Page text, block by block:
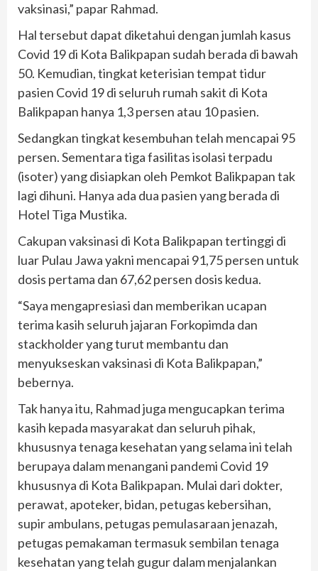
vaksinasi,” papar Rahmad.
Hal tersebut dapat diketahui dengan jumlah kasus
Covid 19 di Kota Balikpapan sudah berada di bawah
50. Kemudian, tingkat keterisian tempat tidur
pasien Covid 19 di seluruh rumah sakit di Kota
Balikpapan hanya 1,3 persen atau 10 pasien.
Sedangkan tingkat kesembuhan telah mencapai 95
persen. Sementara tiga fasilitas isolasi terpadu
(isoter) yang disiapkan oleh Pemkot Balikpapan tak
lagi dihuni. Hanya ada dua pasien yang berada di
Hotel Tiga Mustika.
Cakupan vaksinasi di Kota Balikpapan tertinggi di
luar Pulau Jawa yakni mencapai 91,75 persen untuk
dosis pertama dan 67,62 persen dosis kedua.
“Saya mengapresiasi dan memberikan ucapan
terima kasih seluruh jajaran Forkopimda dan
stackholder yang turut membantu dan
menyukseskan vaksinasi di Kota Balikpapan,”
bebernya.
Tak hanya itu, Rahmad juga mengucapkan terima
kasih kepada masyarakat dan seluruh pihak,
khususnya tenaga kesehatan yang selama ini telah
berupaya dalam menangani pandemi Covid 19
khususnya di Kota Balikpapan. Mulai dari dokter,
perawat, apoteker, bidan, petugas kebersihan,
supir ambulans, petugas pemulasaraan jenazah,
petugas pemakaman termasuk sembilan tenaga
kesehatan yang telah gugur dalam menjalankan